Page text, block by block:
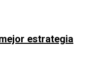
estrategia